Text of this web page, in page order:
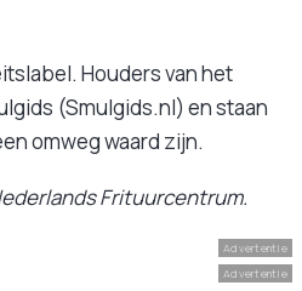
Houders van het
(Smulgids.nl) en staan
omweg waard zijn.
Frituurcentrum.
Advertentie
Advertentie